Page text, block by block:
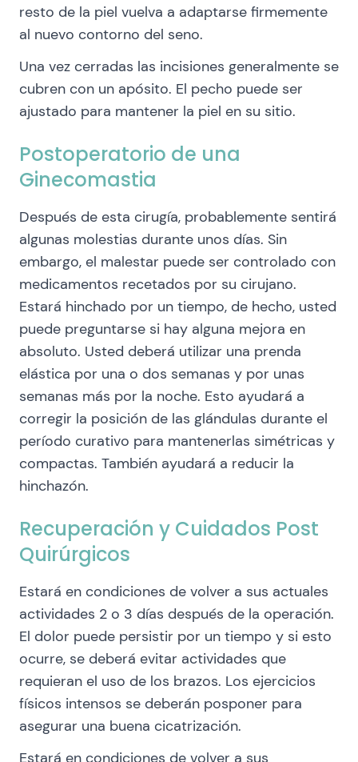
resto de la piel vuelva a adaptarse firmemente
al nuevo contorno del seno.
Una vez cerradas las incisiones generalmente se
cubren con un apósito. El pecho puede ser
ajustado para mantener la piel en su sitio.
Postoperatorio de una
Ginecomastia
Después de esta cirugía, probablemente sentirá
algunas molestias durante unos días. Sin
embargo, el malestar puede ser controlado con
medicamentos recetados por su cirujano.
Estará hinchado por un tiempo, de hecho, usted
puede preguntarse si hay alguna mejora en
absoluto. Usted deberá utilizar una prenda
elástica por una o dos semanas y por unas
semanas más por la noche. Esto ayudará a
corregir la posición de las glándulas durante el
período curativo para mantenerlas simétricas y
compactas. También ayudará a reducir la
hinchazón.
Recuperación y Cuidados Post
Quirúrgicos
Estará en condiciones de volver a sus actuales
actividades 2 o 3 días después de la operación.
El dolor puede persistir por un tiempo y si esto
ocurre, se deberá evitar actividades que
requieran el uso de los brazos. Los ejercicios
físicos intensos se deberán posponer para
asegurar una buena cicatrización.
Estará en condiciones de volver a sus